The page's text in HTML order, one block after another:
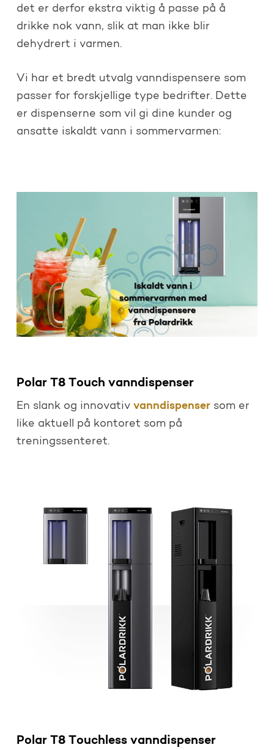
det er derfor ekstra viktig å passe på å
drikke nok vann, slik at man ikke blir
dehydrert i varmen.
Vi har et bredt utvalg vanndispensere som
passer for forskjellige type bedrifter. Dette
er dispenserne som vil gi dine kunder og
ansatte iskaldt vann i sommervarmen:
Polar T8 Touch vanndispenser
En slank og innovativ vanndispensersom er
like aktuell på kontoret som på
treningssenteret.
Polar T8 Touchless vanndispenser